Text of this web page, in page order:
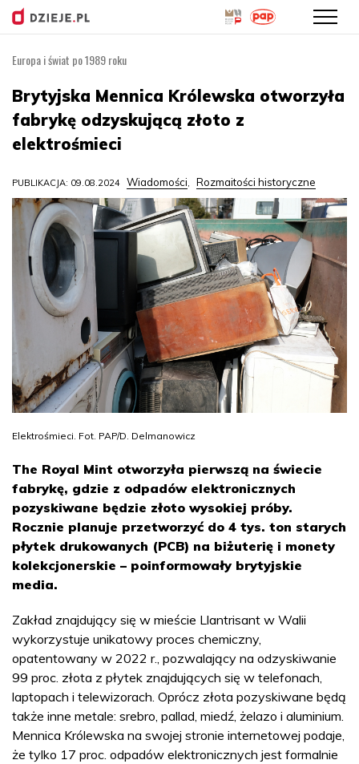
treści
Europa i świat po 1989 roku
Brytyjska Mennica Królewska otworzyła
fabrykę odzyskującą złoto z
elektrośmieci
PUBLIKACJA: 09.08.2024 Wiadomości, Rozmaitości historyczne
Elektrośmieci. Fot. PAP/D. Delmanowicz
The Royal Mint otworzyła pierwszą na świecie
fabrykę, gdzie z odpadów elektronicznych
pozyskiwane będzie złoto wysokiej próby.
Rocznie planuje przetworzyć do 4 tys. ton starych
płytek drukowanych (PCB) na biżuterię i monety
kolekcjonerskie – poinformowały brytyjskie
media.
Zakład znajdujący się w mieście Llantrisant w Walii
wykorzystuje unikatowy proces chemiczny,
opatentowany w 2022 r., pozwalający na odzyskiwanie
99 proc. złota z płytek znajdujących się w telefonach,
laptopach i telewizorach. Oprócz złota pozyskiwane będą
także inne metale: srebro, pallad, miedź, żelazo i aluminium.
Mennica Królewska na swojej stronie internetowej podaje,
że tylko 17 proc. odpadów elektronicznych jest formalnie